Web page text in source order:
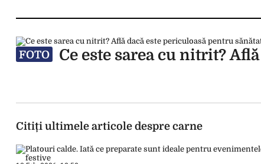
FOTO Ce este sarea cu nitrit?
Citiți ultimele articole despre carne